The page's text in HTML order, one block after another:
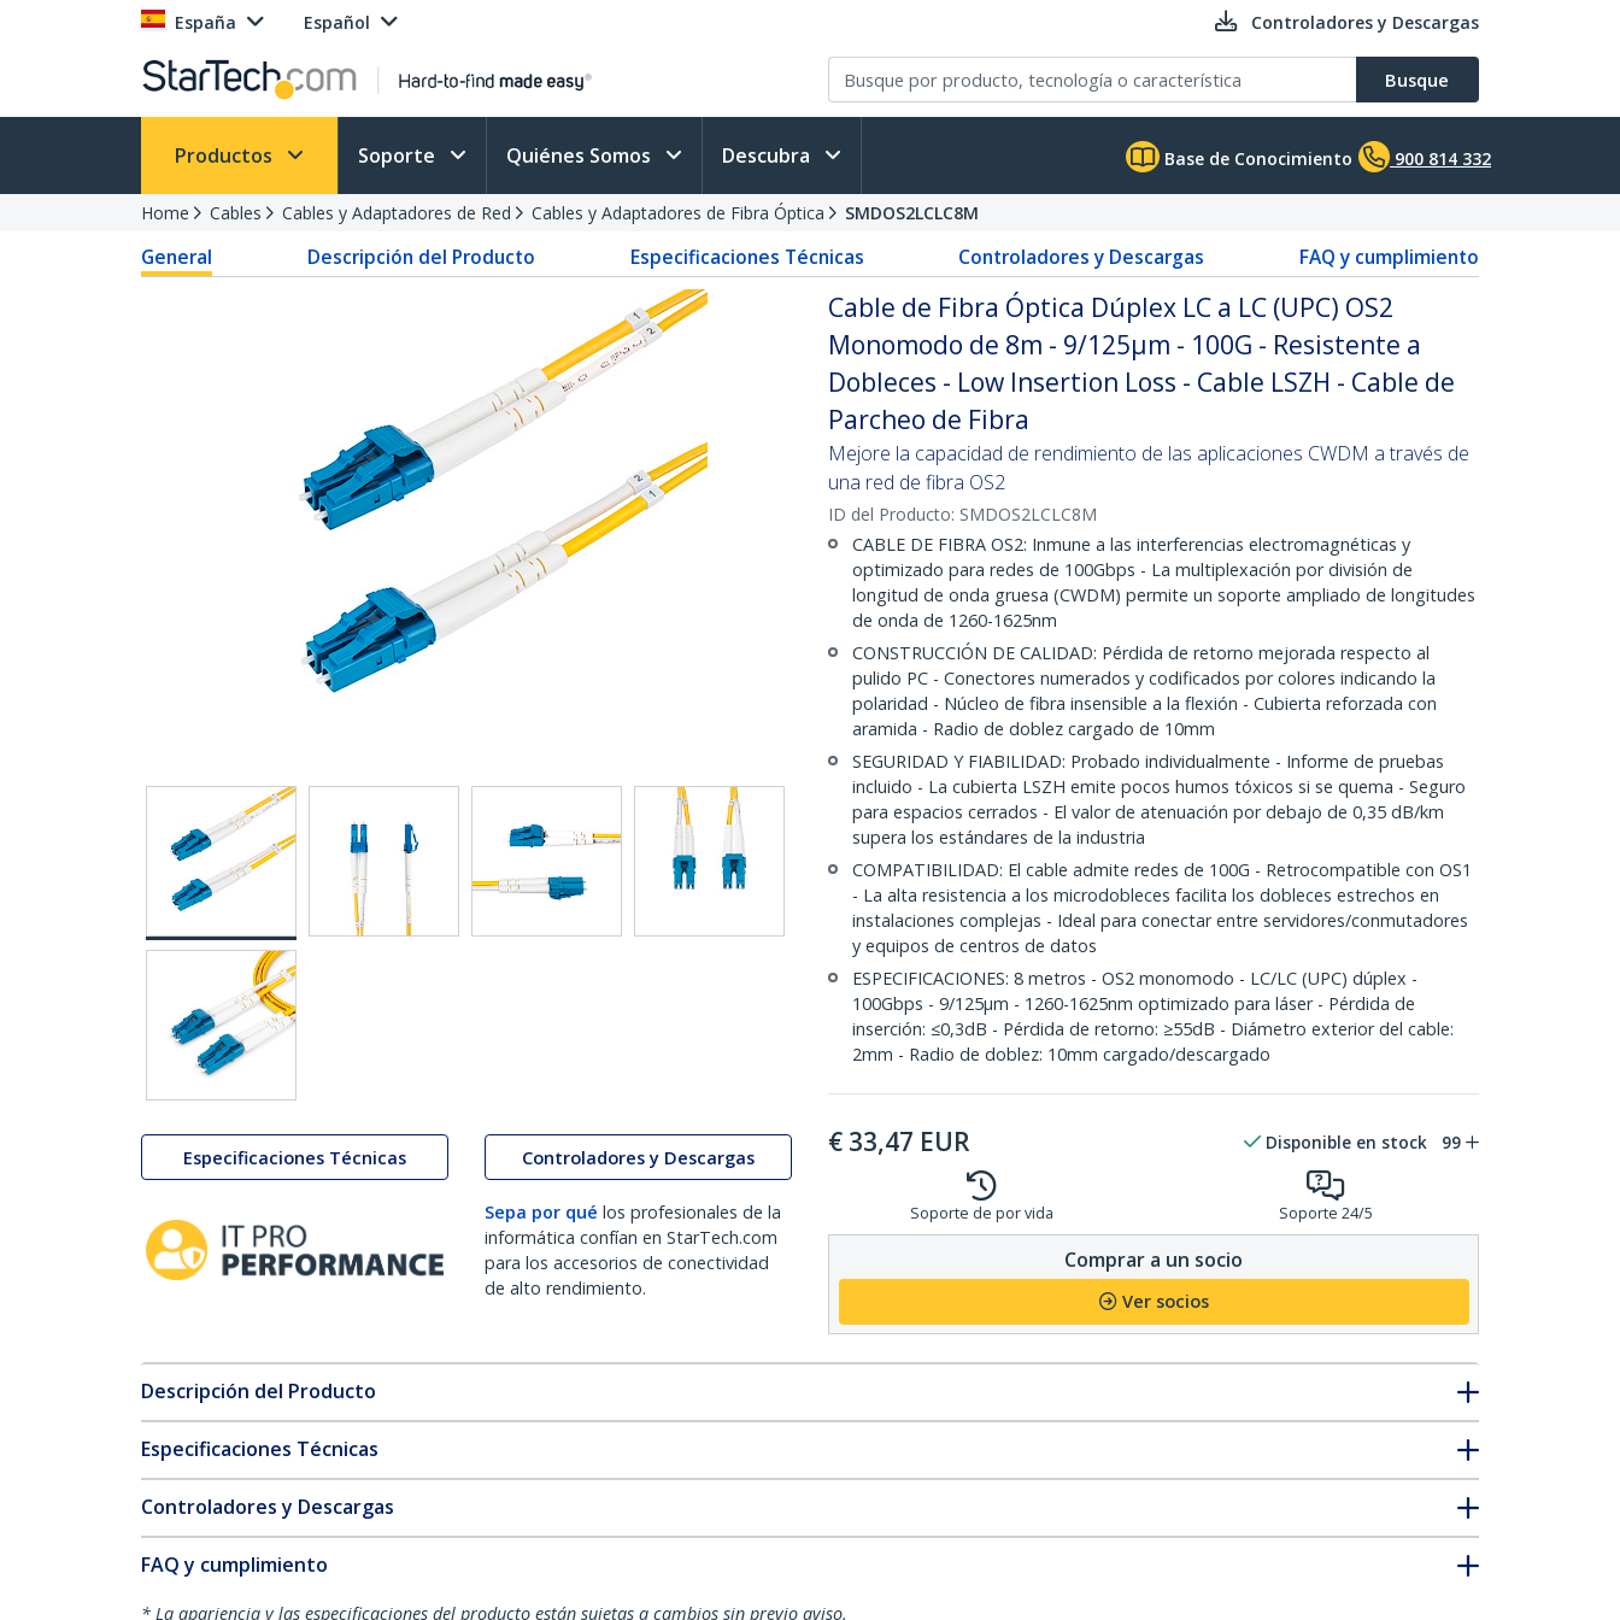
España Español Controladores y Descargas
Busque
Productos Soporte Quiénes Somos Descubra Base de Conocimiento 900 814 332
Home Cables Cables y Adaptadores de Red Cables y Adaptadores de Fibra Óptica SMDOS2LCLC8M
General Descripción del Producto Especificaciones Técnicas Controladores y Descargas FAQ y cumplimiento
Especificaciones Técnicas Controladores y Descargas
Sepa por qué los profesionales de la
informática confían en StarTech.com
para los accesorios de conectividad
de alto rendimiento.
Cable de Fibra Óptica Dúplex LC a LC (UPC) OS2
Monomodo de 8m - 9/125µm - 100G - Resistente a
Dobleces - Low Insertion Loss - Cable LSZH - Cable de
Parcheo de Fibra
Mejore la capacidad de rendimiento de las aplicaciones CWDM a través de
una red de fibra OS2
ID del Producto: SMDOS2LCLC8M
CABLE DE FIBRA OS2: Inmune a las interferencias electromagnéticas y
optimizado para redes de 100Gbps - La multiplexación por división de
longitud de onda gruesa (CWDM) permite un soporte ampliado de longitudes
de onda de 1260-1625nm
CONSTRUCCIÓN DE CALIDAD: Pérdida de retorno mejorada respecto al
pulido PC - Conectores numerados y codificados por colores indicando la
polaridad - Núcleo de fibra insensible a la flexión - Cubierta reforzada con
aramida - Radio de doblez cargado de 10mm
SEGURIDAD Y FIABILIDAD: Probado individualmente - Informe de pruebas
incluido - La cubierta LSZH emite pocos humos tóxicos si se quema - Seguro
para espacios cerrados - El valor de atenuación por debajo de 0,35 dB/km
supera los estándares de la industria
COMPATIBILIDAD: El cable admite redes de 100G - Retrocompatible con OS1
- La alta resistencia a los microdobleces facilita los dobleces estrechos en
instalaciones complejas - Ideal para conectar entre servidores/conmutadores
y equipos de centros de datos
ESPECIFICACIONES: 8 metros - OS2 monomodo - LC/LC (UPC) dúplex -
100Gbps - 9/125µm - 1260-1625nm optimizado para láser - Pérdida de
inserción: ≤0,3dB - Pérdida de retorno: ≥55dB - Diámetro exterior del cable:
2mm - Radio de doblez: 10mm cargado/descargado
€ 33,47 EUR Disponible en stock 99
Soporte de por vida Soporte 24/5
Comprar a un socio
Ver socios
Descripción del Producto
Especificaciones Técnicas
Controladores y Descargas
FAQ y cumplimiento
* La apariencia y las especificaciones del producto están sujetas a cambios sin previo aviso.